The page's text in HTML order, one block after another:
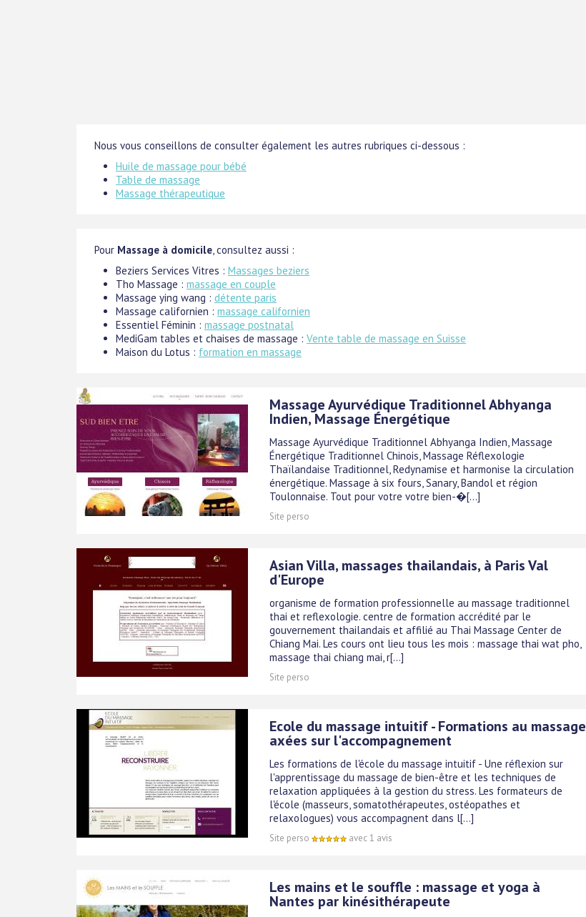
Nous vous conseillons de consulter également les autres rubriques ci-dessous :
Huile de massage pour bébé
Table de massage
Massage thérapeutique
Pour Massage à domicile, consultez aussi :
Beziers Services Vitres : Massages beziers
Tho Massage : massage en couple
Massage ying wang : détente paris
Massage californien : massage californien
Essentiel Féminin : massage postnatal
MediGam tables et chaises de massage : Vente table de massage en Suisse
Maison du Lotus : formation en massage
Massage Ayurvédique Traditionnel Abhyanga
Indien, Massage Énergétique
Massage Ayurvédique Traditionnel Abhyanga Indien, Massage
Énergétique Traditionnel Chinois, Massage Réflexologie
Thaïlandaise Traditionnel, Redynamise et harmonise la circulation
énergétique. Massage à six fours, Sanary, Bandol et région
Toulonnaise. Tout pour votre votre bien-�[...]
Site perso
Asian Villa, massages thailandais, à Paris Val
d'Europe
organisme de formation professionnelle au massage traditionnel
thai et reflexologie. centre de formation accrédité par le
gouvernement thailandais et affilié au Thai Massage Center de
Chiang Mai. Les cours ont lieu tous les mois : massage thai wat pho,
massage thai chiang mai, r[...]
Site perso
Ecole du massage intuitif - Formations au massage
axées sur l'accompagnement
Les formations de l'école du massage intuitif - Une réflexion sur
l'apprentissage du massage de bien-être et les techniques de
relaxation appliquées à la gestion du stress. Les formateurs de
l'école (masseurs, somatothérapeutes, ostéopathes et
relaxologues) vous accompagnent dans l[...]
Site perso avec 1 avis
Les mains et le souffle : massage et yoga à
Nantes par kinésithérapeute